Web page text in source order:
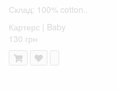
Склад: 100% cotton..
Картерс | Baby
130 грн